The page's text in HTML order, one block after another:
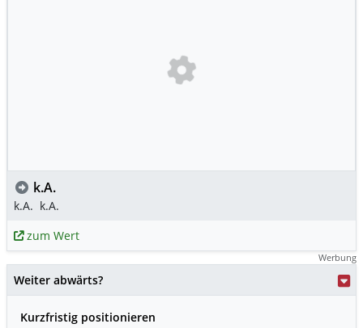
k.A.
k.A. k.A.
zum Wert
Werbung
Weiter abwärts?
Kurzfristig positionieren